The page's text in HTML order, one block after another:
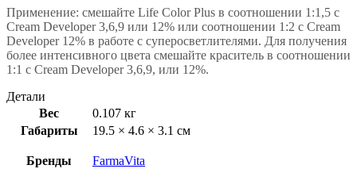
Применение: смешайте Life Color Plus в соотношении 1:1,5 с
Cream Developer 3,6,9 или 12% или соотношении 1:2 с Cream
Developer 12% в работе с суперосветлителями. Для получения
более интенсивного цвета смешайте краситель в соотношении
1:1 с Cream Developer 3,6,9, или 12%.
Детали
Вес
0.107 кг
Габариты
19.5 × 4.6 × 3.1 см
Бренды FarmaVita